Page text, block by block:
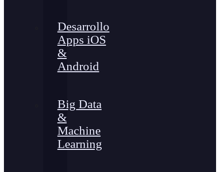
Desarrollo
Apps iOS
&
Android
Big Data
&
Machine
Learning